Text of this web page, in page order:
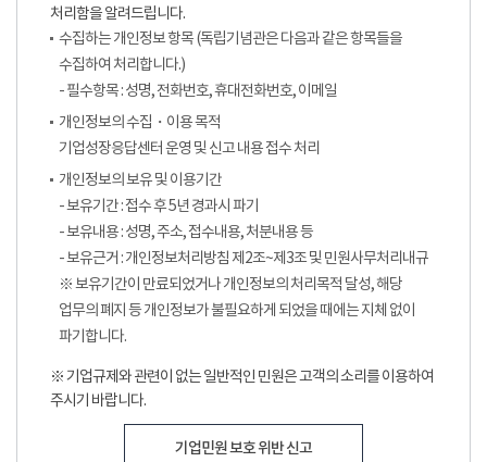
처리함을 알려드립니다.
수집하는 개인정보 항목 (독립기념관은 다음과 같은 항목들을
수집하여 처리합니다.)
- 필수항목 : 성명, 전화번호, 휴대전화번호, 이메일
개인정보의 수집・이용 목적
기업성장응답센터 운영 및 신고 내용 접수 처리
개인정보의 보유 및 이용기간
- 보유기간 : 접수 후 5년 경과시 파기
- 보유내용 : 성명, 주소, 접수내용, 처분내용 등
- 보유근거 : 개인정보처리방침 제2조~제3조 및 민원사무처리내규
※ 보유기간이 만료되었거나 개인정보의 처리목적 달성, 해당
업무의 폐지 등 개인정보가 불필요하게 되었을 때에는 지체 없이
파기합니다.
※ 기업규제와 관련이 없는 일반적인 민원은 고객의 소리를 이용하여
주시기 바랍니다.
기업민원 보호 위반 신고